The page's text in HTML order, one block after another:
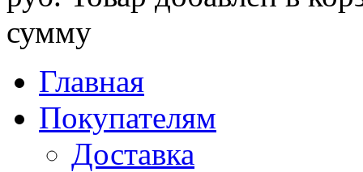
сумму
Главная
Покупателям
Доставка